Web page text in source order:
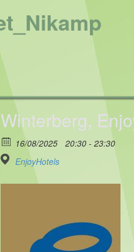
Winterberg,
16/08/2025
20:30 - 23:30
EnjoyHotels